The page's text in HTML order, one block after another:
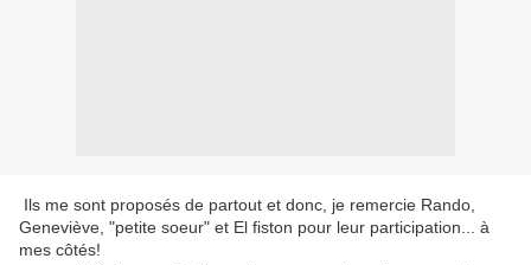
Ils me sont proposés de partout et donc, je remercie Rando,
Geneviève, "petite soeur" et El fiston pour leur participation... à
mes côtés!